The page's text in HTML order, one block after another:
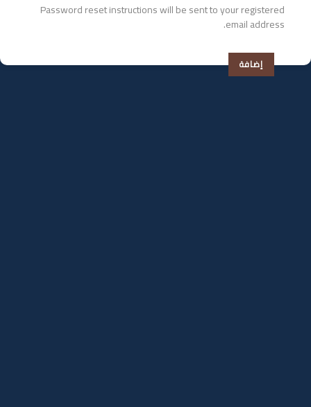
Password reset instructions will be sent to your registered
email address.